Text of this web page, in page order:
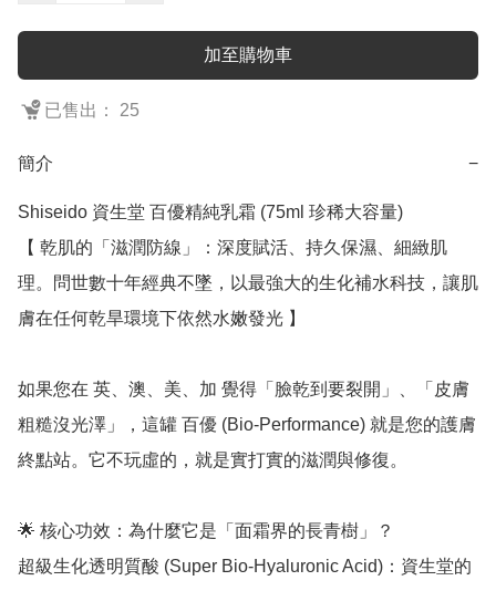
加至購物車
已售出： 25
簡介 −
Shiseido 資生堂 百優精純乳霜 (75ml 珍稀大容量)
【 乾肌的「滋潤防線」：深度賦活、持久保濕、細緻肌
理。問世數十年經典不墜，以最強大的生化補水科技，讓肌
膚在任何乾旱環境下依然水嫩發光 】
如果您在 英、澳、美、加 覺得「臉乾到要裂開」、「皮膚
粗糙沒光澤」，這罐 百優 (Bio-Performance) 就是您的護膚
終點站。它不玩虛的，就是實打實的滋潤與修復。
🌟 核心功效：為什麼它是「面霜界的長青樹」？
超級生化透明質酸 (Super Bio-Hyaluronic Acid)：資生堂的